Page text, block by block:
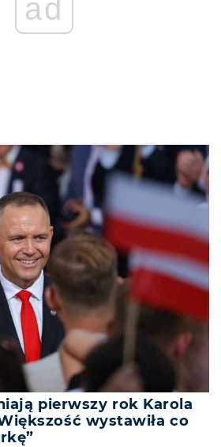
ad
pierwszy rok Karola
wystawiła co